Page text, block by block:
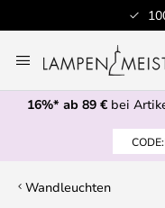
Inhalt
springen
16%* ab 89 € bei
CODE:
Wandleuchten